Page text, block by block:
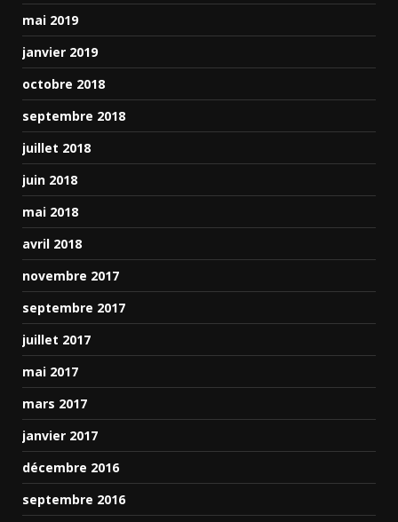
mai 2019
janvier 2019
octobre 2018
septembre 2018
juillet 2018
juin 2018
mai 2018
avril 2018
novembre 2017
septembre 2017
juillet 2017
mai 2017
mars 2017
janvier 2017
décembre 2016
septembre 2016